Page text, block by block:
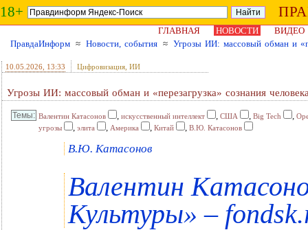
18+
ГЛАВНАЯ НОВОСТИ
ВИДЕО
ПравдаИнформ ≈ Новости, события ≈ Угрозы ИИ: массовый обман и
10.05.2026 , 13:33 Цифровизация, ИИ
Угрозы ИИ: массовый обман и «перезагрузка» сознания
Валентин Катасонов , искусственный интеллект , США , Big Tech ,
угрозы
, элита , Америка , Китай , В.Ю. Катасонов
В.Ю. Катасонов
Валентин
Культуры» –